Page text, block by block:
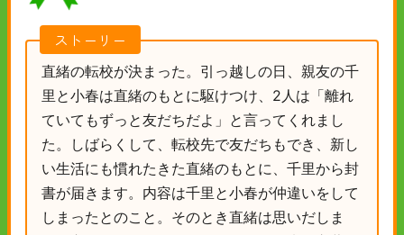
ストーリー
直緒の転校が決まった。引っ越しの日、親友の千
里と小春は直緒のもとに駆けつけ、2人は「離れ
ていてもずっと友だちだよ」と言ってくれまし
た。しばらくして、転校先で友だちもでき、新し
い生活にも慣れたきた直緒のもとに、千里から封
書が届きます。内容は千里と小春が仲違いをして
しまったとのこと。そのとき直緒は思いだしま